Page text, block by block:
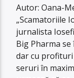
Autor: Oana-
„Scamatoriile
jurnalista
Big Pharma
dar cu profituri
seruri în